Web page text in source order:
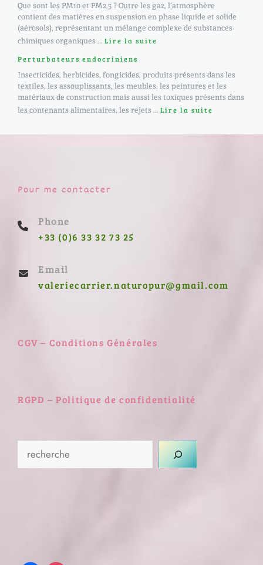
Que sont les PM10 et PM2,5 ? Outre les gaz, l’atmosphère
contient des matières en suspension en phase liquide et solide
(aérosols), représentant un mélange complexe de substances
chimiques organiques ... Lire la suite
Perturbateurs endocriniens
Insecticides, herbicides, fongicides, produits présents dans les
textiles, les assouplissants, les meubles, les peintures et les
matériaux de construction mais aussi les toxiques présents dans
les contenants alimentaires, les rejets ... Lire la suite
Pour me contacter
Phone
+33 (0)6 33 32 73 25
Email
valeriecarrier.naturopur@gmail.com
CGV – Conditions Générales
RGPD – Politique de confidentialité